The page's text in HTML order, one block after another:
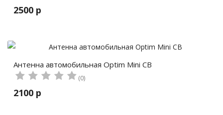
2500 р
Антенна автомобильная Optim Mini CB
(0)
2100 р